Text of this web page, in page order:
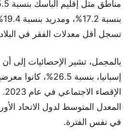
تسجل أقل معدلات الفقر في
بالمجمل، تشير الإحصائيات إلى
إسبانيا، بنسبة
في نفس الفترة.